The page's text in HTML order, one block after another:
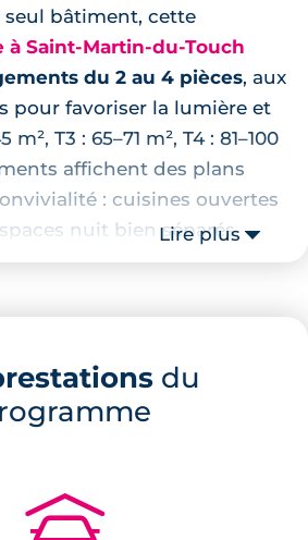
bâtiment, cette
à Saint-Martin-du-Touch
du 2 au 4 pièces, aux
pour favoriser la lumière et
T3 : 65–71 m², T4 : 81–100
affichent des plans
: cuisines ouvertes
nuit bien séparés.
l’apport solaire
partiellement aménagé en
sécurisés, locaux vélos
façade.
Lire plus
du